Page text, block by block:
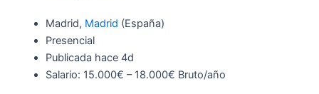
Madrid, Madrid (España)
Presencial
Publicada hace 4d
Salario: 15.000€ – 18.000€ Bruto/año